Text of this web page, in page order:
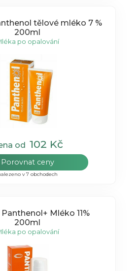
tělové mléko 7 %
200ml
po opalování
od 102 Kč
Porovnat ceny
v 7 obchodech
Mléko 11%
200ml
po opalování